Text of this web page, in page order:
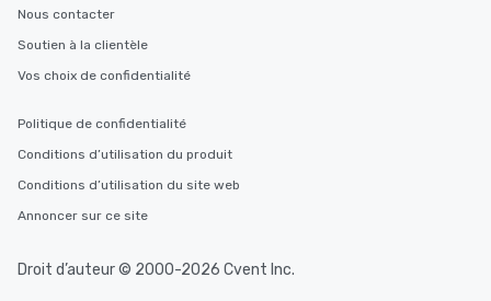
Nous contacter
Soutien à la clientèle
Vos choix de confidentialité
Politique de confidentialité
Conditions d’utilisation du produit
Conditions d’utilisation du site web
Annoncer sur ce site
Droit d’auteur © 2000-2026 Cvent Inc.